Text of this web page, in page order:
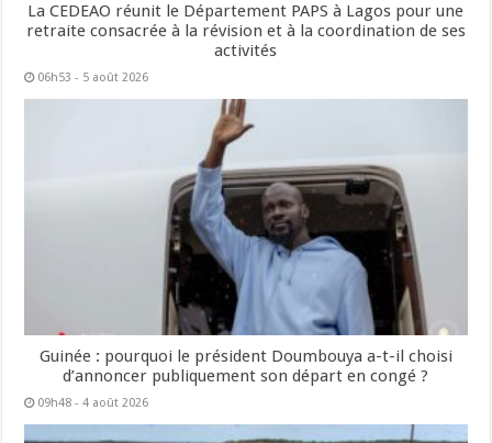
La CEDEAO réunit le Département PAPS à Lagos pour une
retraite consacrée à la révision et à la coordination de ses
activités
06h53 - 5 août 2026
Guinée : pourquoi le président Doumbouya a-t-il choisi
d’annoncer publiquement son départ en congé ?
09h48 - 4 août 2026